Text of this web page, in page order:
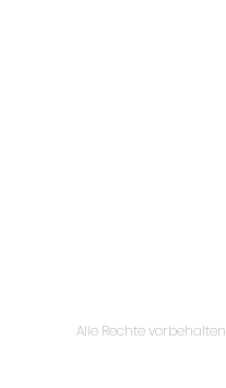
Alle Rechte vorbehalten